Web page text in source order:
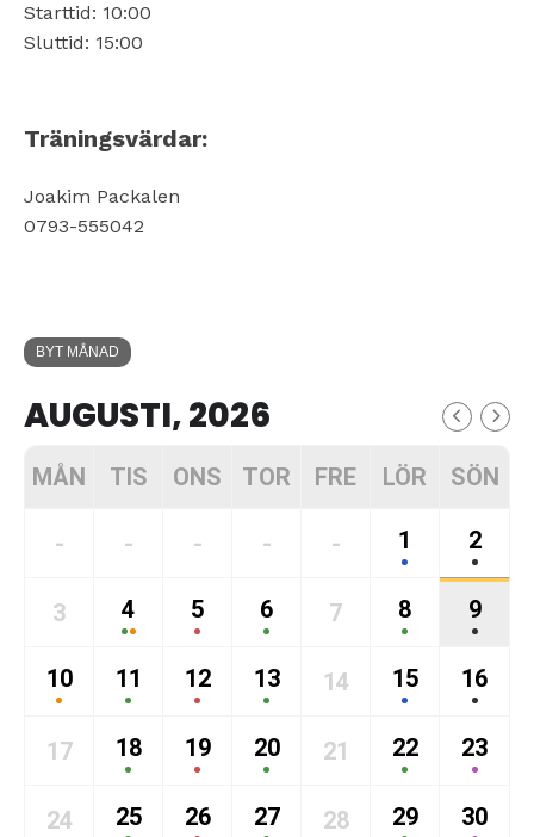
Starttid: 10:00
Sluttid: 15:00
Träningsvärdar:
Joakim Packalen
0793-555042
BYT MÅNAD
AUGUSTI, 2026
MÅN TIS ONS TOR FRE LÖR SÖN
- - - - - 1 2
3 4 5 6 7 8 9
10 11 12 13 14 15 16
17 18 19 20 21 22 23
24 25 26 27 28 29 30